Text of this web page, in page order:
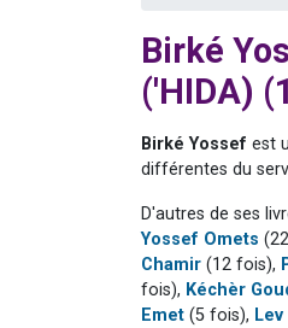
Birké
('HIDA)
Birké Yossef est
différentes du
D'autres de ses
Yossef Omets
Chamir (12 fois),
fois), Kéchèr
Emet (5 fois),